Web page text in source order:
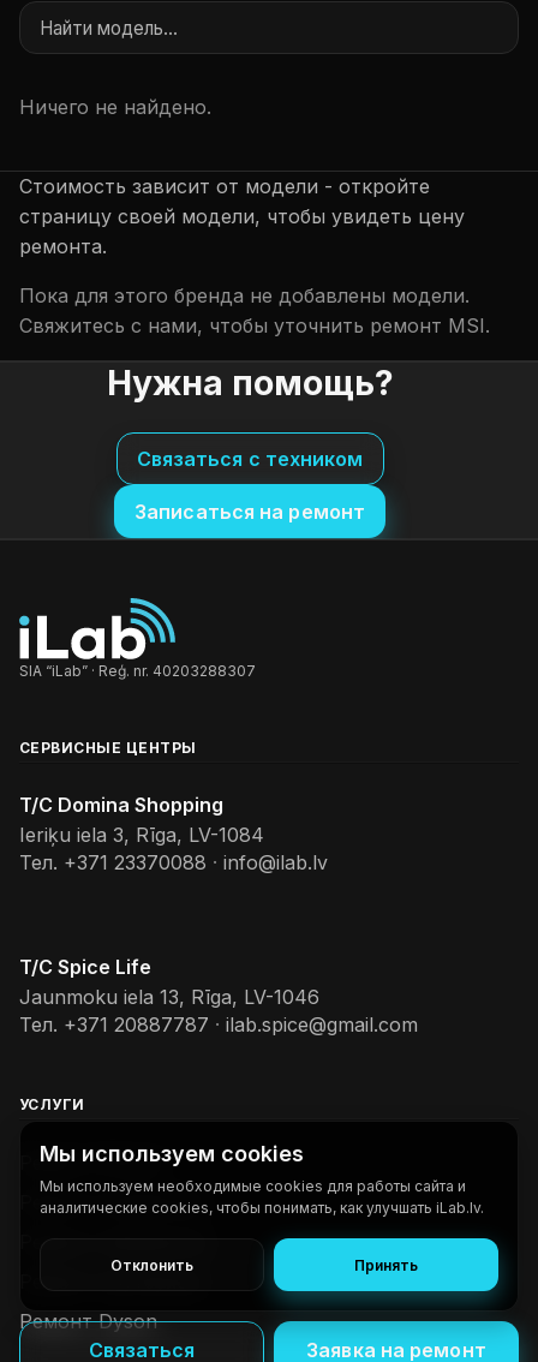
Связаться Заявка на ремонт
Ничего не найдено.
Стоимость зависит от модели - откройте
страницу своей модели, чтобы увидеть цену
ремонта.
Пока для этого бренда не добавлены модели.
Свяжитесь с нами, чтобы уточнить ремонт MSI.
Нужна помощь?
Связаться с техником
Записаться на ремонт
SIA “iLab” · Reģ. nr. 40203288307
СЕРВИСНЫЕ ЦЕНТРЫ
T/C Domina Shopping
Ieriķu iela 3, Rīga, LV-1084
Тел. +371 23370088 · info@ilab.lv
T/C Spice Life
Jaunmoku iela 13, Rīga, LV-1046
Тел. +371 20887787 · ilab.spice@gmail.com
УСЛУГИ
Ремонт iPhone
Ремонт телефонов
Ремонт планшетов
Ремонт ноутбуков
Ремонт Dyson
Мы используем cookies
Мы используем необходимые cookies для работы сайта и
аналитические cookies, чтобы понимать, как улучшать iLab.lv.
Отклонить Принять